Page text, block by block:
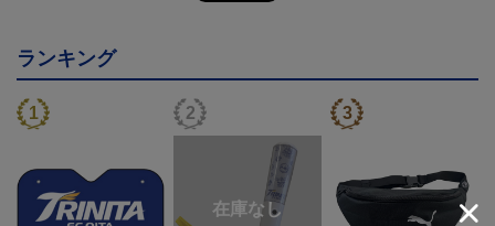
ランキング